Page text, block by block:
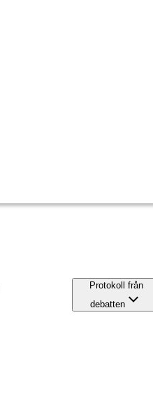
Protokoll från
debatten